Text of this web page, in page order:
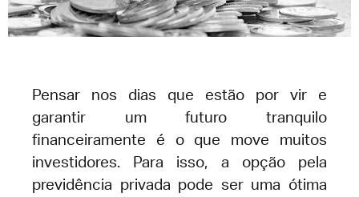
Pensar nos dias que estão por vir e
garantir um futuro tranquilo
financeiramente é o que move muitos
investidores. Para isso, a opção pela
previdência privada pode ser uma ótima